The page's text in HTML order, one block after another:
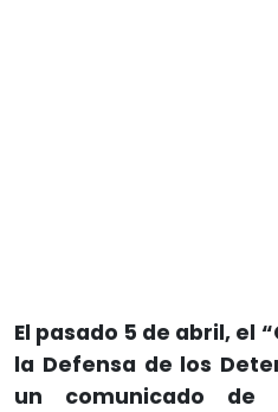
El pasado 5 de abril, el
la Defensa de los
un comunicado